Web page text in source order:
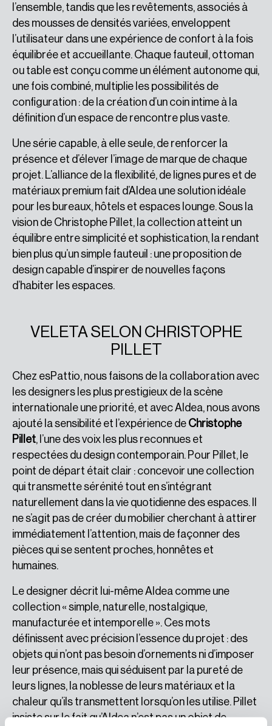
l’ensemble, tandis que les revêtements, associés à
des mousses de densités variées, enveloppent
l’utilisateur dans une expérience de confort à la fois
équilibrée et accueillante. Chaque fauteuil, ottoman
ou table est conçu comme un élément autonome qui,
une fois combiné, multiplie les possibilités de
configuration : de la création d’un coin intime à la
définition d’un espace de rencontre plus vaste.
Une série capable, à elle seule, de renforcer la
présence et d’élever l’image de marque de chaque
projet. L’alliance de la flexibilité, de lignes pures et de
matériaux premium fait d’Aldea une solution idéale
pour les bureaux, hôtels et espaces lounge. Sous la
vision de Christophe Pillet, la collection atteint un
équilibre entre simplicité et sophistication, la rendant
bien plus qu’un simple fauteuil : une proposition de
design capable d’inspirer de nouvelles façons
d’habiter les espaces.
VELETA SELON CHRISTOPHE
PILLET
Chez esPattio, nous faisons de la collaboration avec
les designers les plus prestigieux de la scène
internationale une priorité, et avec Aldea, nous avons
ajouté la sensibilité et l’expérience de Christophe
Pillet, l’une des voix les plus reconnues et
respectées du design contemporain. Pour Pillet, le
point de départ était clair : concevoir une collection
qui transmette sérénité tout en s’intégrant
naturellement dans la vie quotidienne des espaces. Il
ne s’agit pas de créer du mobilier cherchant à attirer
immédiatement l’attention, mais de façonner des
pièces qui se sentent proches, honnêtes et
humaines.
Le designer décrit lui-même Aldea comme une
collection « simple, naturelle, nostalgique,
manufacturée et intemporelle ». Ces mots
définissent avec précision l’essence du projet : des
objets qui n’ont pas besoin d’ornements ni d’imposer
leur présence, mais qui séduisent par la pureté de
leurs lignes, la noblesse de leurs matériaux et la
chaleur qu’ils transmettent lorsqu’on les utilise. Pillet
insiste sur le fait qu’Aldea n’est pas un objet de